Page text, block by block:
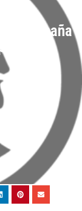
España